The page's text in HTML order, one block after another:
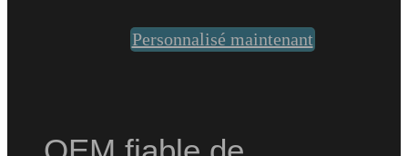
glace
Bottes
de
Personnalisé maintenant